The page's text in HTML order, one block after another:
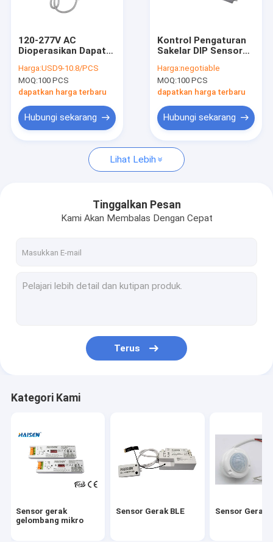
Tentang kami
Hubungi kami
Permintaan Penawaran
Sensor gerak gelombang mikro
Sensor Gerak PIR
sensor gerak yang dapat diredupkan
Sensor gerak DC
Sensor Cahaya Siang Fotosel
Pengemudi Sensor Gerak
Driver LED Darurat Versi CE
120-277V AC
Dioperasikan Dapat
Sensor Pengendali
Jarak Jauh Untuk
Lampu Langit-langit
Harga:USD9-10.8/PCS
MOQ:100 PCS
dapatkan harga terbaru
Hubungi sekarang
Kontrol Pengaturan
Sakelar DIP Sensor
diredupkan Frekuensi
Tinggi 5.8GHz
Harga:negotiable
MOQ:100 PCS
dapatkan harga terbaru
Hubungi sekarang
Lihat Lebih
Tinggalkan Pesan
Kami Akan Membalas Dengan Cepat
Terus
Kategori Kami
Sensor gerak
gelombang mikro
Sensor Gerak BLE Sensor Gerak